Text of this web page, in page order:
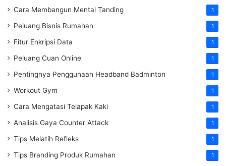
Cara Membangun Mental Tanding 1
Peluang Bisnis Rumahan 1
Fitur Enkripsi Data 1
Peluang Cuan Online 1
Pentingnya Penggunaan Headband Badminton 1
Workout Gym 1
Cara Mengatasi Telapak Kaki 1
Analisis Gaya Counter Attack 1
Tips Melatih Refleks 1
Tips Branding Produk Rumahan 1